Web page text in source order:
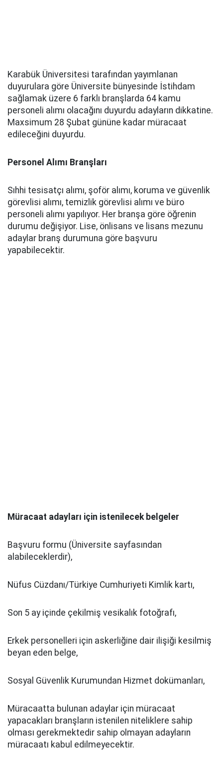
Karabük Üniversitesi tarafından yayımlanan
duyurulara göre Üniversite bünyesinde İstihdam
sağlamak üzere 6 farklı branşlarda 64 kamu
personeli alımı olacağını duyurdu adayların dikkatine.
Maxsimum 28 Şubat gününe kadar müracaat
edileceğini duyurdu.
Personel Alımı Branşları
Sıhhi tesisatçı alımı, şoför alımı, koruma ve güvenlik
görevlisi alımı, temizlik görevlisi alımı ve büro
personeli alımı yapılıyor. Her branşa göre öğrenin
durumu değişiyor. Lise, önlisans ve lisans mezunu
adaylar branş durumuna göre başvuru
yapabilecektir.
Müracaat adayları için istenilecek belgeler
Başvuru formu (Üniversite sayfasından
alabileceklerdir),
Nüfus Cüzdanı/Türkiye Cumhuriyeti Kimlik kartı,
Son 5 ay içinde çekilmiş vesikalık fotoğrafı,
Erkek personelleri için askerliğine dair ilişiği kesilmiş
beyan eden belge,
Sosyal Güvenlik Kurumundan Hizmet dokümanları,
Müracaatta bulunan adaylar için müracaat
yapacakları branşların istenilen niteliklere sahip
olması gerekmektedir sahip olmayan adayların
müracaatı kabul edilmeyecektir.